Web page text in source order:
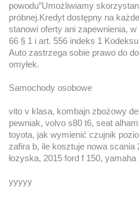
powodu”Umożliwiamy
próbnej.Kredyt dostępny na
stanowi oferty ani zapewnienia,
66 § 1 i art. 556 indeks 1
Auto zastrzega sobie prawo do
omyłek.
Samochody osobowe
vito v klasa, kombajn zbożowy
pewniak, volvo s80 t6, seat
toyota, jak wymienić czujnik
zafira b, ile kosztuje nowa scania
łozyska, 2015 ford f 150,
yyyyy